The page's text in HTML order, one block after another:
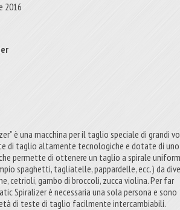
2016
è una macchina per il taglio speciale di grandi
di taglio altamente tecnologiche e dotate di uno
permette di ottenere un taglio a spirale
spaghetti, tagliatelle, pappardelle, ecc.) da
cetrioli, gambo di broccoli, zucca violina. Per far
Spiralizer è necessaria una sola persona e sono
di teste di taglio facilmente intercambiabili.